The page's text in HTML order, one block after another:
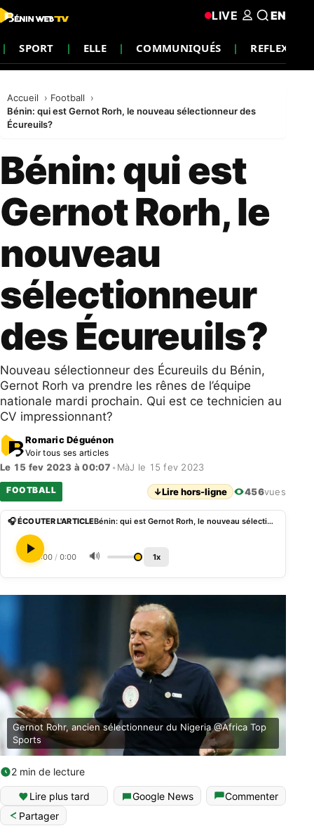
SPORT ELLE COMMUNIQUÉS REFLEXION
LIVE EN
Accueil
Football
Bénin: qui est Gernot Rorh, le nouveau sélectionneur des
Écureuils?
Bénin: qui est
Gernot Rorh, le
nouveau
sélectionneur
des Écureuils?
Nouveau sélectionneur des Écureuils du Bénin,
Gernot Rorh va prendre les rênes de l’équipe
nationale mardi prochain. Qui est ce technicien au
CV impressionnant?
Romaric Déguénon
Voir tous ses articles
Le 15 fev 2023 à 00:07 • MàJ le 15 fev 2023
FOOTBALL ↓Lire hors-ligne 456vues
🎧 ÉCOUTER L'ARTICLE Bénin: qui est Gernot Rorh, le nouveau sélectionneur des Écureuils?
0:00 / 0:00 🔊 1x
Gernot Rohr, ancien sélectionneur du Nigeria @Africa Top
Sports
2 min de lecture
Lire plus tard Google News
Commenter
Partager